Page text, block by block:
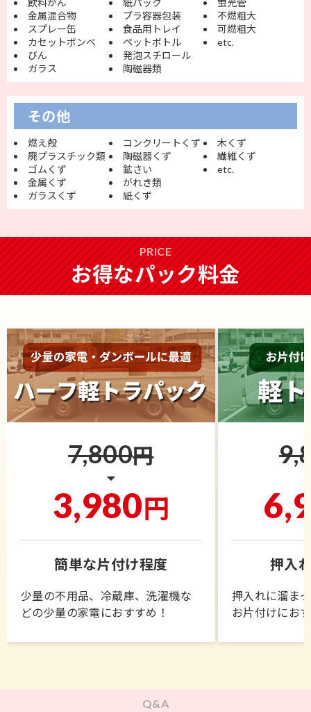
飲料かん
金属混合物
スプレー缶
カセットボンベ
びん
ガラス
紙パック
プラ容器包装
食品用トレイ
ペットボトル
発泡スチロール
陶磁器類
蛍光管
不燃粗大
可燃粗大
etc.
その他
燃え殻
廃プラスチック類
ゴムくず
金属くず
ガラスくず
コンクリートくず
陶磁器くず
鉱さい
がれき類
紙くず
木くず
繊維くず
etc.
PRICE
お得なパック料金
7,800円
3,980円
簡単な片付け程度
少量の不用品、冷蔵庫、洗濯機な
どの少量の家電におすすめ！
押入
押入れに溜ま
お片付けにお
Q&A